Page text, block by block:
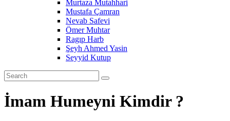
Murtaza Mutahhari
Mustafa Çamran
Nevab Safevi
Ömer Muhtar
Ragıp Harb
Şeyh Ahmed Yasin
Seyyid Kutup
İmam Humeyni Kimdir ?